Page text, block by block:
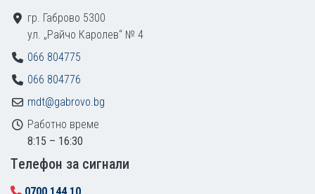
гр. Габрово 5300
ул. „Райчо Каролев“ № 4
066 804775
066 804776
mdt@gabrovo.bg
Работно време
8:15 – 16:30
Tелефон за сигнали